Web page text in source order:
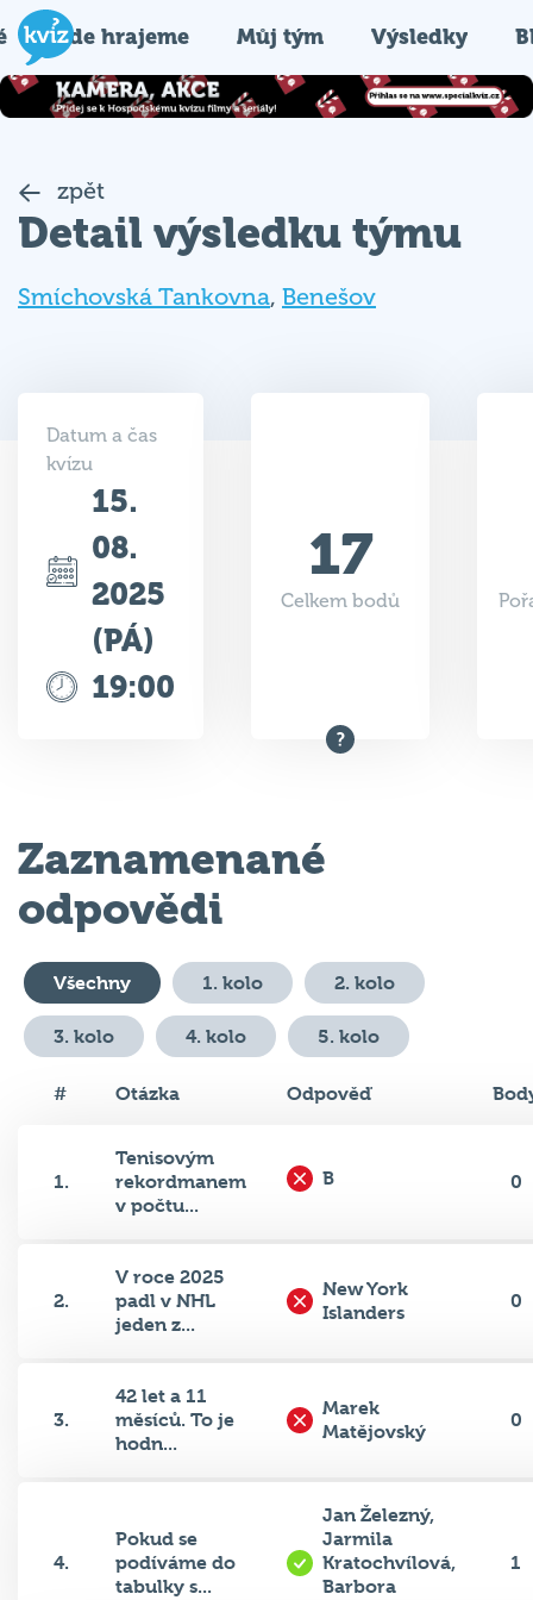
Kde hrajeme Můj tým Výsledky
zpět
Detail výsledku týmu
Smíchovská Tankovna, Benešov
Datum a čas
kvízu
15.
08.
2025
(PÁ)
19:00
17
Celkem bodů
Zaznamenané
odpovědi
Všechny 1. kolo 2. kolo
3. kolo 4. kolo 5. kolo
# Otázka Odpověď
1.
Tenisovým
rekordmanem
v počtu...
B 0
2.
V roce 2025
padl v NHL
jeden z...
New York
Islanders
0
3.
42 let a 11
měsíců. To je
hodn...
Marek
Matějovský
0
4.
Pokud se
podíváme do
tabulky s...
Jan Železný,
Jarmila
Kratochvílová,
Barbora
1